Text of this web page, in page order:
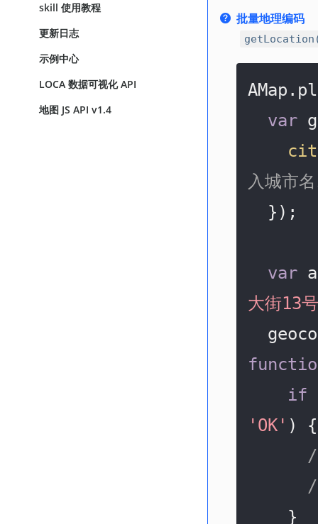
skill 使用教程
更新日志
示例中心
LOCA 数据可视化 API
地图 JS API v1.4
批量地理编码
var
入城市
var
大街13
if
'OK' ) {